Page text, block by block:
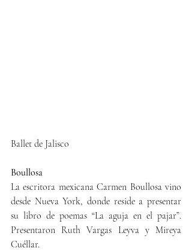
Ballet de Jalisco
Boullosa
La escritora mexicana Carmen Boullosa vino
desde Nueva York, donde reside a presentar
su libro de poemas “La aguja en el pajar”.
Presentaron Ruth Vargas Leyva y Mireya
Cuéllar.